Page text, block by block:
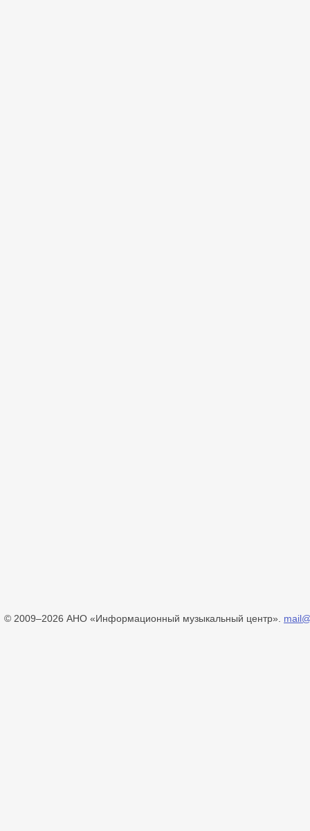
© 2009–2026 АНО «Информационный музыкальный центр».